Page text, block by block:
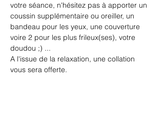
votre séance, n'hésitez pas à apporter un
coussin supplémentaire ou oreiller, un
bandeau pour les yeux, une couverture
voire 2 pour les plus frileux(ses), votre
doudou ;) ...
A l'issue de la relaxation, une collation
vous sera offerte.